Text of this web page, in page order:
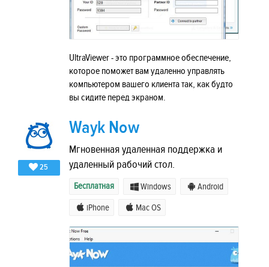
UltraViewer - это программное обеспечение,
которое поможет вам удаленно управлять
компьютером вашего клиента так, как будто
вы сидите перед экраном.
25
Wayk Now
Мгновенная удаленная поддержка и
удаленный рабочий стол.
Бесплатная Windows Android
iPhone Mac OS